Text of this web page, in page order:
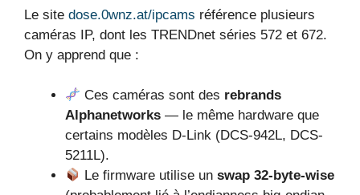
Le site dose.0wnz.at/ipcams référence plusieurs
caméras IP, dont les TRENDnet séries 572 et 672.
On y apprend que :
Ces caméras sont des rebrands
Alphanetworks — le même hardware que
certains modèles D-Link (DCS-942L, DCS-
5211L).
Le firmware utilise unswap 32-byte-wise